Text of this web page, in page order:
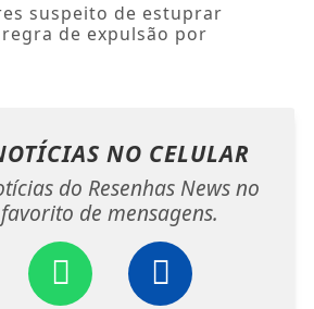
suspeito de estuprar
de expulsão por
NO CELULAR
do Resenhas News no
de mensagens.